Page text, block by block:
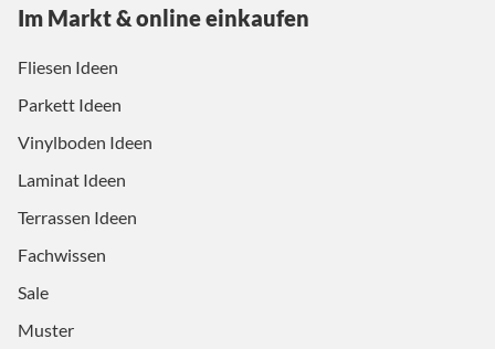
Im Markt & online einkaufen
Fliesen Ideen
Parkett Ideen
Vinylboden Ideen
Laminat Ideen
Terrassen Ideen
Fachwissen
Sale
Muster